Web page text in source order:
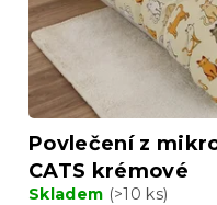
Povlečení z
CATS krémové
Skladem (>10 ks)